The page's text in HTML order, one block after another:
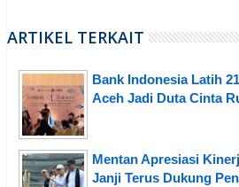
ARTIKEL TERKAIT
Bank Indonesia Latih
Aceh Jadi Duta Cinta
Mentan Apresiasi
Janji Terus Dukung